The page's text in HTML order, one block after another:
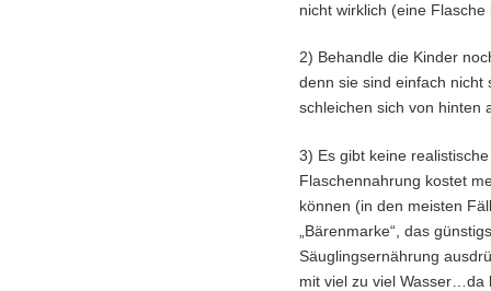
nicht wirklich (eine
2) Behandle die Kinder
denn sie sind einfach nicht
schleichen sich von hinten
3) Es gibt keine
Flaschennahrung kostet
können (in den meisten
„Bärenmarke“, das
Säuglingsernährung
mit viel zu viel Wasser…da